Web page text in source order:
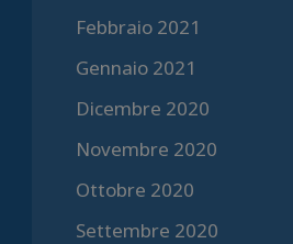
Febbraio 2021
Gennaio 2021
Dicembre 2020
Novembre 2020
Ottobre 2020
Settembre 2020